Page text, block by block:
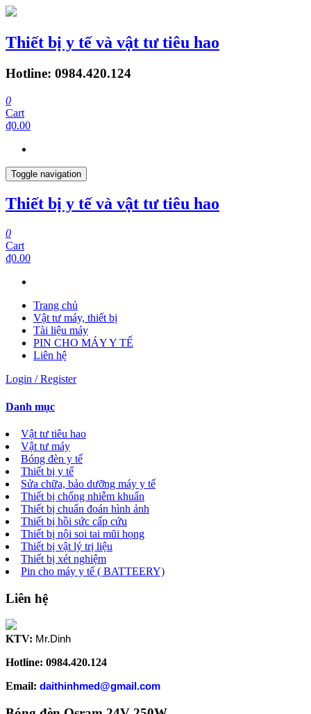
Thiết bị y tế và vật tư tiêu hao
Hotline: 0984.420.124
0
Cart
₫0.00
Toggle navigation
Thiết bị y tế và vật tư tiêu hao
0
Cart
₫0.00
Trang chủ
Vật tư máy, thiết bị
Tài liệu máy
PIN CHO MÁY Y TẾ
Liên hệ
Login / Register
Danh mục
Vật tư tiêu hao
Vật tư máy
Bóng đèn y tế
Thiết bị y tế
Sửa chữa, bảo dưỡng máy y tế
Thiết bị chống nhiễm khuẩn
Thiết bị chuẩn đoán hình ảnh
Thiết bị hồi sức cấp cứu
Thiết bị nội soi tai mũi họng
Thiết bị vật lý trị liệu
Thiết bị xét nghiệm
Pin cho máy y tế ( BATTEERY)
Liên hệ
KTV: Mr.Dinh
Hotline: 0984.420.124
Email: daithinhmed@gmail.com